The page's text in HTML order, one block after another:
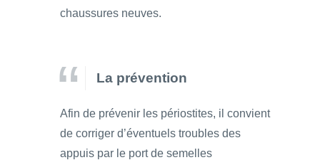
chaussures neuves.
La prévention
Afin de prévenir les périostites, il convient
de corriger d’éventuels troubles des
appuis par le port de semelles